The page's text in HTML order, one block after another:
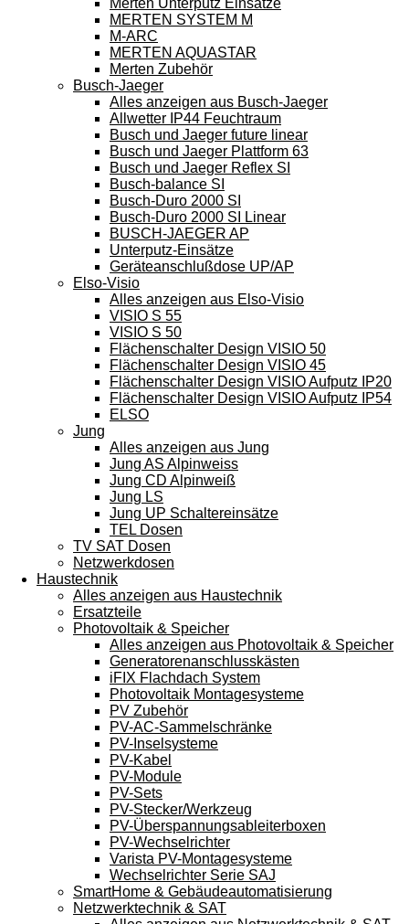
Merten Unterputz Einsätze
MERTEN SYSTEM M
M-ARC
MERTEN AQUASTAR
Merten Zubehör
Busch-Jaeger
Alles anzeigen aus Busch-Jaeger
Allwetter IP44 Feuchtraum
Busch und Jaeger future linear
Busch und Jaeger Plattform 63
Busch und Jaeger Reflex SI
Busch-balance SI
Busch-Duro 2000 SI
Busch-Duro 2000 SI Linear
BUSCH-JAEGER AP
Unterputz-Einsätze
Geräteanschlußdose UP/AP
Elso-Visio
Alles anzeigen aus Elso-Visio
VISIO S 55
VISIO S 50
Flächenschalter Design VISIO 50
Flächenschalter Design VISIO 45
Flächenschalter Design VISIO Aufputz IP20
Flächenschalter Design VISIO Aufputz IP54
ELSO
Jung
Alles anzeigen aus Jung
Jung AS Alpinweiss
Jung CD Alpinweiß
Jung LS
Jung UP Schaltereinsätze
TEL Dosen
TV SAT Dosen
Netzwerkdosen
Haustechnik
Alles anzeigen aus Haustechnik
Ersatzteile
Photovoltaik & Speicher
Alles anzeigen aus Photovoltaik & Speicher
Generatorenanschlusskästen
iFIX Flachdach System
Photovoltaik Montagesysteme
PV Zubehör
PV-AC-Sammelschränke
PV-Inselsysteme
PV-Kabel
PV-Module
PV-Sets
PV-Stecker/Werkzeug
PV-Überspannungsableiterboxen
PV-Wechselrichter
Varista PV-Montagesysteme
Wechselrichter Serie SAJ
SmartHome & Gebäudeautomatisierung
Netzwerktechnik & SAT